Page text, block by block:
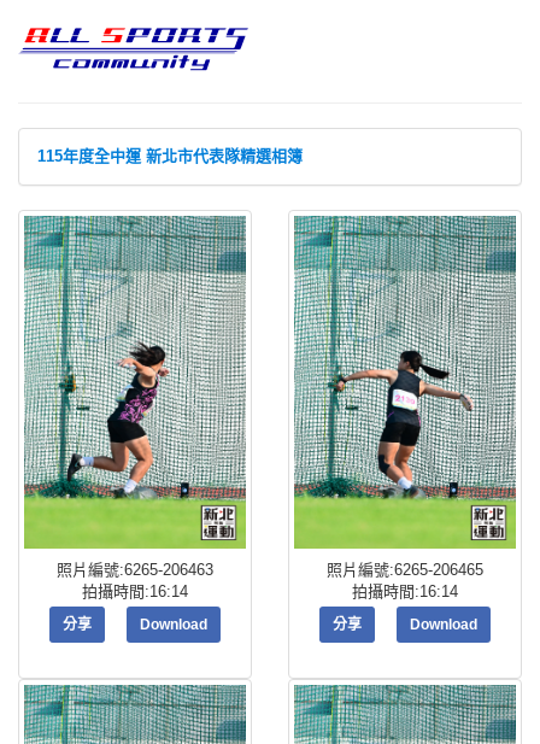
115年度全中運 新北市代表隊精選相簿
照片編號:6265-206463
拍攝時間:16:14
分享 Download
照片編號:6265-206465
拍攝時間:16:14
分享 Download